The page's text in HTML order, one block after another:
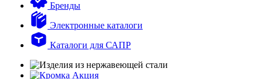
Бренды
Электронные каталоги
Каталоги для САПР